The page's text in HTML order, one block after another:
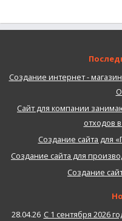
Создание интернет -
Сайт для компании
отходов
Создание сайта для
Создание сайта для
Создание
28.04.26 С 1 сентября 2026